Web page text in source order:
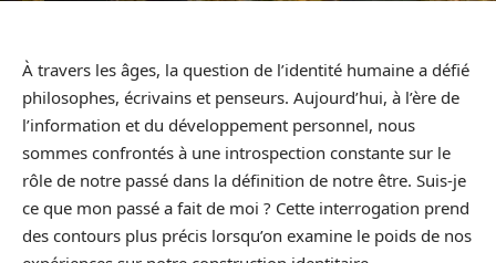
À travers les âges, la question de l’identité humaine a défié
philosophes, écrivains et penseurs. Aujourd’hui, à l’ère de
l’information et du développement personnel, nous
sommes confrontés à une introspection constante sur le
rôle de notre passé dans la définition de notre être. Suis-je
ce que mon passé a fait de moi ? Cette interrogation prend
des contours plus précis lorsqu’on examine le poids de nos